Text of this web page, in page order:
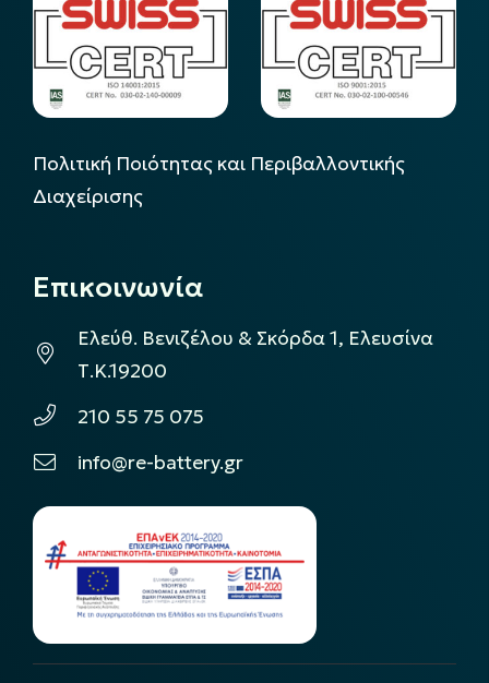
Πολιτική Ποιότητας και Περιβαλλοντικής
Διαχείρισης
Επικοινωνία
Ελεύθ. Βενιζέλου & Σκόρδα 1, Ελευσίνα
Τ.Κ.19200
210 55 75 075
info@re-battery.gr